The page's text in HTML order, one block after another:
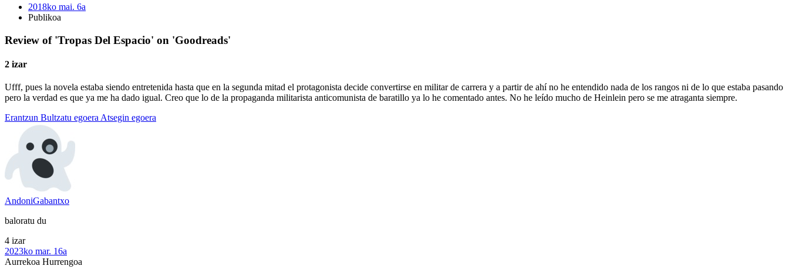
2018ko mai. 6a
Publikoa
Review of 'Tropas Del Espacio' on 'Goodreads'
2 izar
Ufff, pues la novela estaba siendo entretenida hasta que en la segunda mitad el protagonista decide convertirse en militar de carrera y a partir de ahí no he entendido nada de los rangos ni de lo que estaba pasando
pero la verdad es que ya me ha dado igual. Creo que lo de la propaganda militarista anticomunista de baratillo ya lo he comentado antes. No he leído mucho de Heinlein pero se me atraganta siempre.
Erantzun Bultzatu egoera Atsegin egoera
AndoniGabantxo
baloratu du
4 izar
2023ko mar. 16a
Aurrekoa Hurrengoa